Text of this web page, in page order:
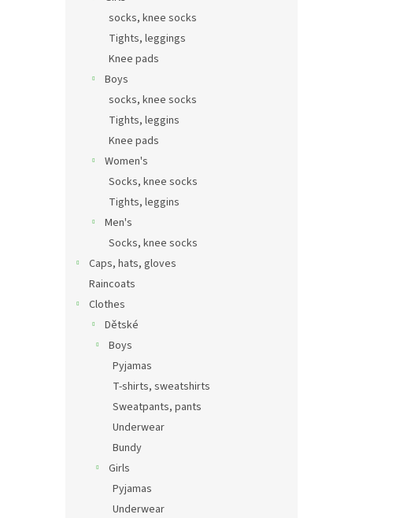
socks, knee socks
Tights, leggings
Knee pads
Boys
socks, knee socks
Tights, leggins
Knee pads
Women's
Socks, knee socks
Tights, leggins
Men's
Socks, knee socks
Caps, hats, gloves
Raincoats
Clothes
Dětské
Boys
Pyjamas
T-shirts, sweatshirts
Sweatpants, pants
Underwear
Bundy
Girls
Pyjamas
Underwear